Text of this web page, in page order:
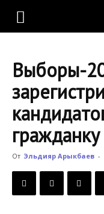
KLOOP.KG
Новости
Кыргызстана
Выборы-
От Эльдияр Арыкбаев -